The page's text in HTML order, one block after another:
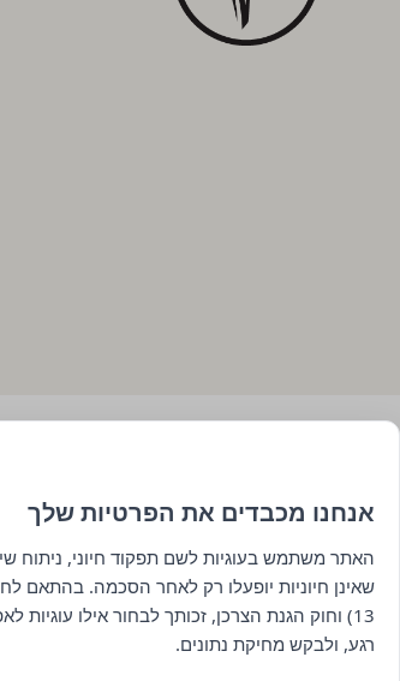
אנחנו מכבדים את הפרטיות שלך
האתר משתמש בעוגיות לשם תפקוד חיוני, ניתוח
שאינן חיוניות יופעלו רק לאחר הסכמה. בהתאם
13) וחוק הגנת הצרכן, זכותך לבחור אילו
רגע, ולבקש מחיקת נתונים.